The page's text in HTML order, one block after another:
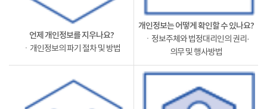
언제 개인정보를 지우나요?
ㆍ개인정보의 파기 절차 및 방법
개인정보는 어떻게 확인할 수 있나요?
ㆍ정보주체와 법정대리인의 권리·
의무 및 행사방법